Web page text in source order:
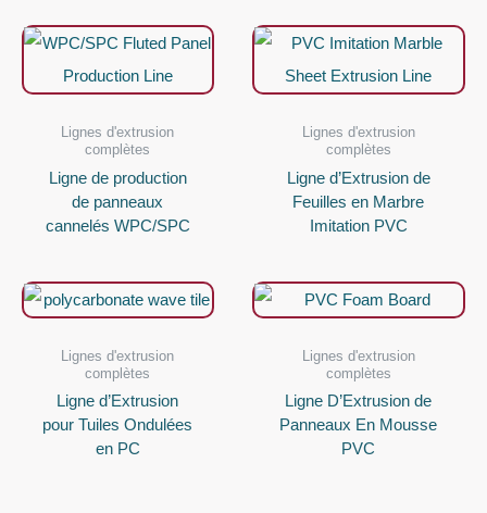
Lignes d'extrusion
complètes
Ligne de production
de panneaux
cannelés WPC/SPC
Lignes d'extrusion
complètes
Ligne d’Extrusion de
Feuilles en Marbre
Imitation PVC
Lignes d'extrusion
complètes
Ligne d’Extrusion
pour Tuiles Ondulées
en PC
Lignes d'extrusion
complètes
Ligne D’Extrusion de
Panneaux En Mousse
PVC